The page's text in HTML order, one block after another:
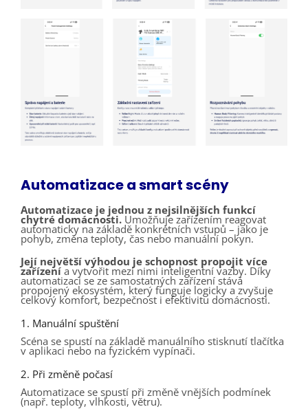
Automatizace a smartscény
Automatizace je jednou z nejsilnějších funkcí
chytré domácnosti. Umožňuje zařízením reagovat
automaticky na základě konkrétních vstupů – jako je
pohyb, změna teploty, čas nebo manuální pokyn.
Její největší výhodou je schopnost propojit více
zařízení a vytvořit mezi nimi inteligentní vazby. Díky
automatizaci se ze samostatných zařízení stává
propojený ekosystém, který funguje logicky a zvyšuje
celkový komfort, bezpečnost i efektivitu domácnosti.
1. Manuální spuštění
Scéna se spustí na základě manuálního stisknutí tlačítka
v aplikaci nebo na fyzickém vypínači.
2. Při změně počasí
Automatizace se spustí při změně vnějších podmínek
(např. teploty, vlhkosti, větru).